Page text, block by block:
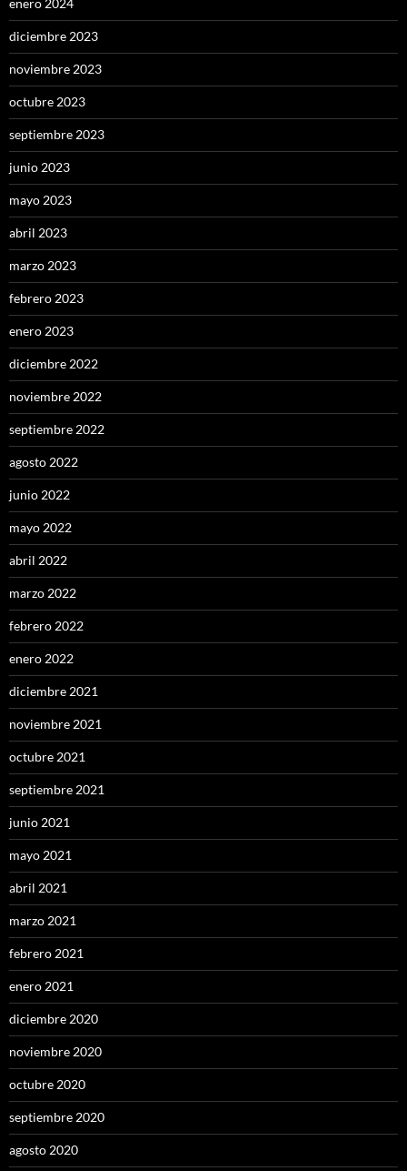
enero 2024
diciembre 2023
noviembre 2023
octubre 2023
septiembre 2023
junio 2023
mayo 2023
abril 2023
marzo 2023
febrero 2023
enero 2023
diciembre 2022
noviembre 2022
septiembre 2022
agosto 2022
junio 2022
mayo 2022
abril 2022
marzo 2022
febrero 2022
enero 2022
diciembre 2021
noviembre 2021
octubre 2021
septiembre 2021
junio 2021
mayo 2021
abril 2021
marzo 2021
febrero 2021
enero 2021
diciembre 2020
noviembre 2020
octubre 2020
septiembre 2020
agosto 2020